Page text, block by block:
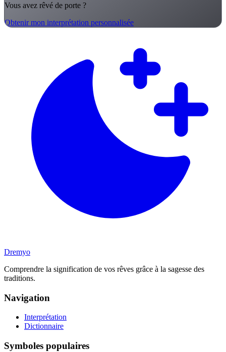
Vous avez rêvé de porte ?
Obtenir mon interprétation personnalisée
Dremyo
Comprendre la signification de vos rêves grâce à la sagesse des
traditions.
Navigation
Interprétation
Dictionnaire
Symboles populaires